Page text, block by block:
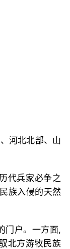
河北北部、山
代兵家必争之
族入侵的天然
门户。一方面,
北方游牧民族